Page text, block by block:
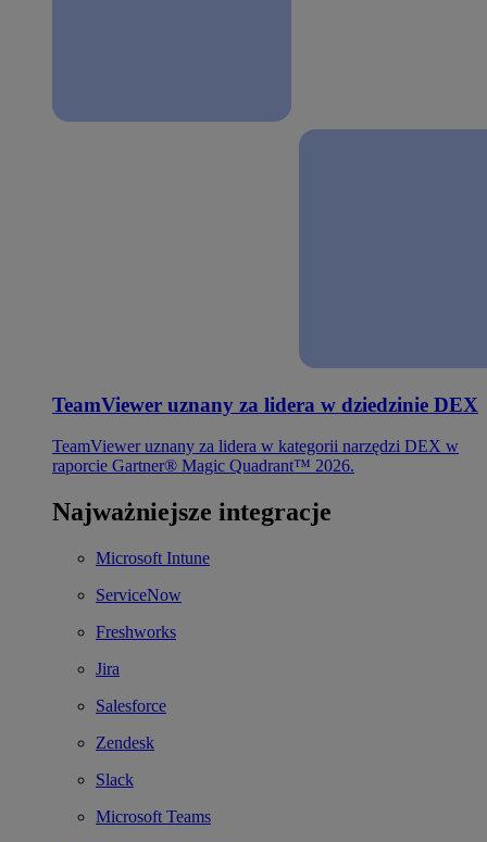
TeamViewer uznany za lidera w dziedzinie DEX
TeamViewer uznany za lidera w kategorii narzędzi DEX w
raporcie Gartner® Magic Quadrant™ 2026.
Najważniejsze integracje
Microsoft Intune
ServiceNow
Freshworks
Jira
Salesforce
Zendesk
Slack
Microsoft Teams